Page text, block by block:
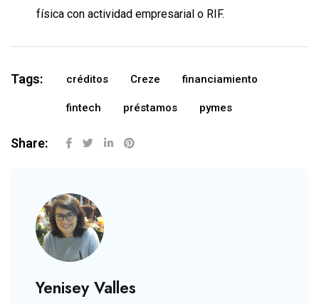
física con actividad empresarial o RIF.
Tags: créditos Creze financiamiento
fintech préstamos pymes
Share:
Yenisey Valles